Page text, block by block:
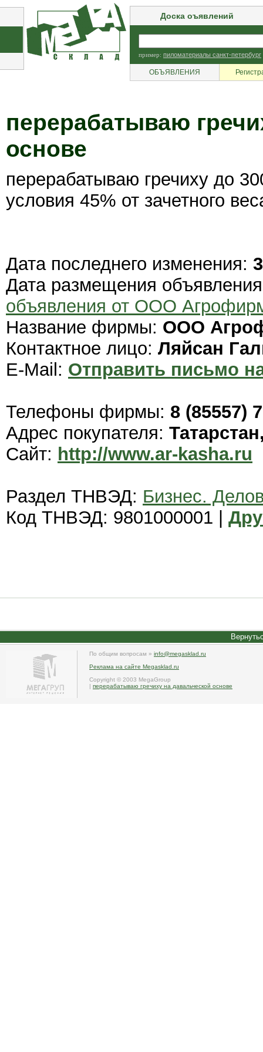
Доска оъявлений
пример: пиломатериалы санкт-петербург
ОБЪЯВЛЕНИЯ
перерабатываю
основе
перерабатываю гречиху до
условия 45% от зачетного
Дата последнего изменения:
Дата размещения
объявления от ООО
Название фирмы: ООО
Контактное лицо: Ляйсан
E-Mail: Отправить письмо
Телефоны фирмы: 8 (85557)
Адрес покупателя:
Сайт: http://www.ar-kasha.ru
Раздел ТНВЭД: Бизнес.
Код ТНВЭД: 9801000001 |
По общим вопросам » info@megasklad.ru
Реклама на сайте Megasklad.ru
Copyright © 2003 MegaGroup
| перерабатываю гречиху на давальческой основе